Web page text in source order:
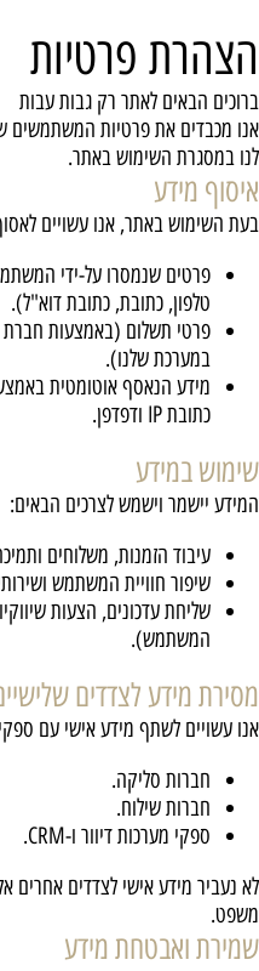
הצהרת פרטיות
ברוכים הבאים לאתר רק גבות עבות
אנו מכבדים את פרטיות המשתמשים
לנו במסגרת השימוש באתר.
איסוף מידע
בעת השימוש באתר, אנו עשויים
פרטים שנמסרו על-ידי
טלפון, כתובת, כתובת דוא"ל).
פרטי תשלום (באמצעות
במערכת שלנו).
כתובת IP ודפדפן.
שימוש במידע
המידע יישמר וישמש לצרכים הבאים:
עיבוד הזמנות, משלוחים
שיפור חוויית המשתמש
שליחת עדכונים, הצעות
המשתמש).
מסירת מידע לצדדים
אנו עשויים לשתף מידע אישי עם
חברות סליקה.
חברות שילוח.
ספקי מערכות דיוור ו-CRM.
לא נעביר מידע אישי לצדדים אחרים
משפט.
שמירת ואבטחת מידע